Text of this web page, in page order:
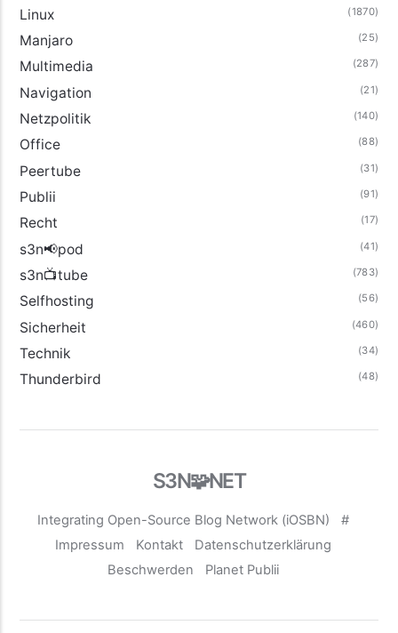
Linux (1870)
Manjaro (25)
Multimedia (287)
Navigation (21)
Netzpolitik (140)
Office (88)
Peertube (31)
Publii (91)
Recht (17)
s3n📢pod (41)
s3n📺tube (783)
Selfhosting (56)
Sicherheit (460)
Technik (34)
Thunderbird (48)
S3N🧩NET
Integrating Open-Source Blog Network (iOSBN)
#
Impressum
Kontakt
Datenschutzerklärung
Beschwerden
Planet Publii